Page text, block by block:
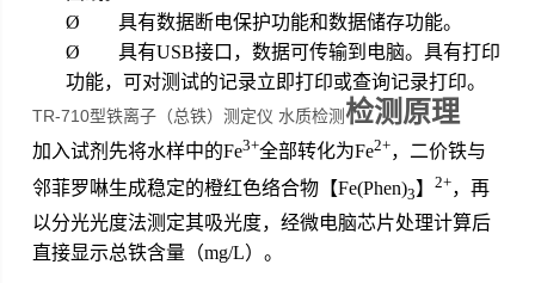
Ø具有数据断电保护功能和数据储存功能。
Ø具有USB接口，数据可传输到电脑。具有打印
功能，可对测试的记录立即打印或查询记录打印。
TR-710型铁离子（总铁）测定仪 水质检测检测原理
加入试剂先将水样中的Fe3+全部转化为Fe2+，二价铁与
邻菲罗啉生成稳定的橙红色络合物【Fe(Phen)3】2+，再
以分光光度法测定其吸光度，经微电脑芯片处理计算后
直接显示总铁含量（mg/L）。